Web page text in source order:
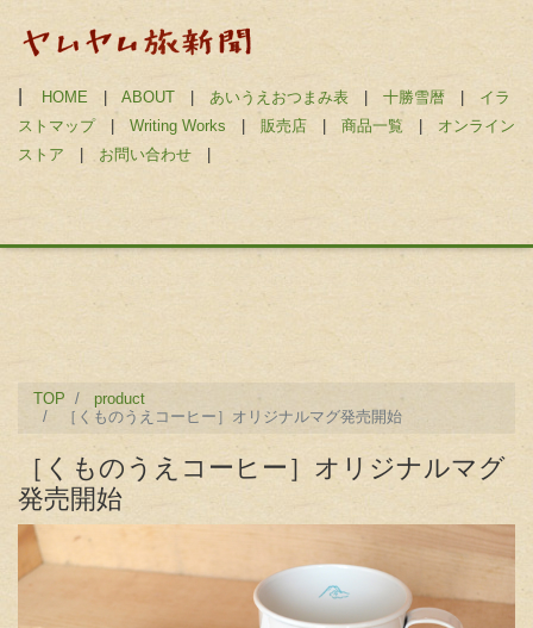
HOME | ABOUT | あいうえおつまみ表 | 十勝雪暦 | イラ
ストマップ| Writing Works | 販売店 | 商品一覧 | オンライン
ストア | お問い合わせ |
TOP
product
［くものうえコーヒー］オリジナルマグ発売開始
［くものうえコーヒー］オリジナルマグ
発売開始